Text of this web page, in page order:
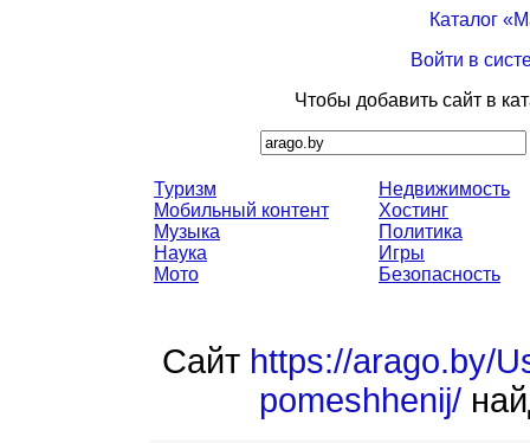
Каталог
Войти в
Чтобы добавить сайт в
Туризм
Мобильный контент
Музыка
Наука
Мото
Недвижимость
Хостинг
Политика
Игры
Безопасность
Сайт https://arago.by/
pomeshhenij/